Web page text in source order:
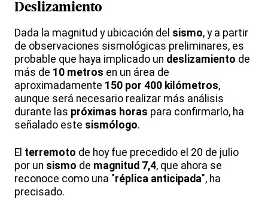
Deslizamiento
Dada la magnitud y ubicación del sismo, y a partir
de observaciones sismológicas preliminares, es
probable que haya implicado un deslizamiento de
más de 10 metros en un área de
aproximadamente 150 por 400 kilómetros,
aunque será necesario realizar más análisis
durante las próximas horas para confirmarlo, ha
señalado este sismólogo.
El terremoto de hoy fue precedido el 20 de julio
por un sismo de magnitud 7,4, que ahora se
reconoce como una "réplica anticipada", ha
precisado.